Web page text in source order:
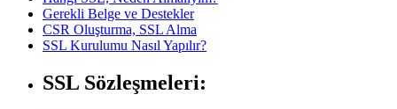
Gerekli Belge ve Destekler
CSR Oluşturma, SSL Alma
SSL Kurulumu Nasıl Yapılır?
SSL Sözleşmeleri: